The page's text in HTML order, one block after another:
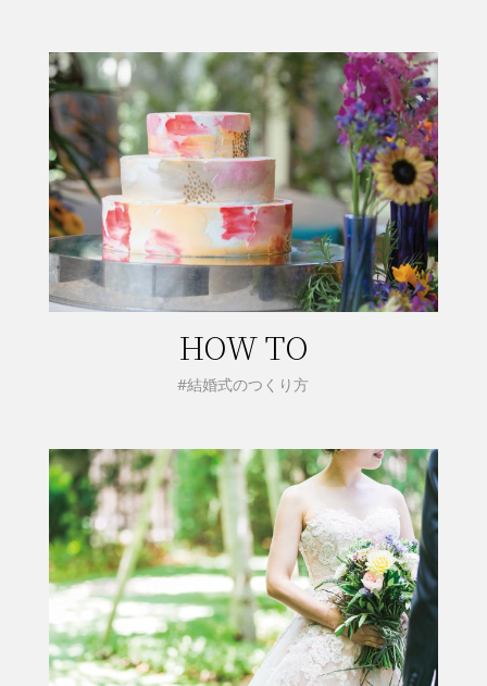
HOW TO
#結婚式のつくり方